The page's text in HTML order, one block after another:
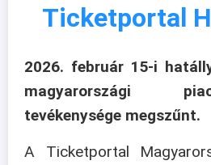
Ticketportal
2026. február 15-i
magyarországi
tevékenysége megszűnt.
A Ticketportal